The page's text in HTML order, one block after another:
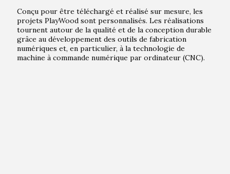
Conçu pour être téléchargé et réalisé sur mesure, les
projets PlayWood sont personnalisés. Les réalisations
tournent autour de la qualité et de la conception durable
grâce au développement des outils de fabrication
numériques et, en particulier, à la technologie de
machine à commande numérique par ordinateur (CNC).